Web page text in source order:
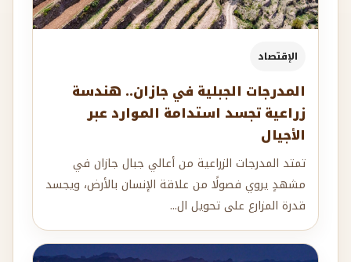
الإقتصاد
المدرجات الجبلية في جازان.. هندسة
زراعية تجسد استدامة الموارد عبر
الأجيال
تمتد المدرجات الزراعية من أعالي جبال جازان في
مشهدٍ يروي فصولًا من علاقة الإنسان بالأرض، ويجسد
قدرة المزارع على تحويل ال...